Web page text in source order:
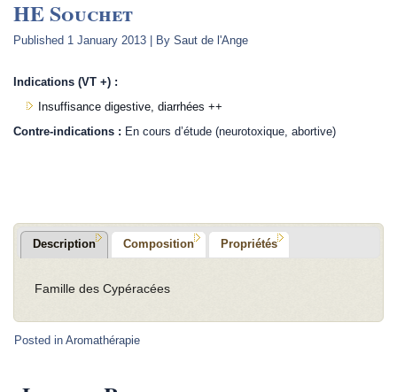
HE Souchet
Published 1 January 2013 By Saut de l'Ange
Indications (VT +) :
Insuffisance digestive, diarrhées ++
Contre-indications : En cours d’étude (neurotoxique, abortive)
Description Composition Propriétés
Famille des Cypéracées
Posted in Aromathérapie